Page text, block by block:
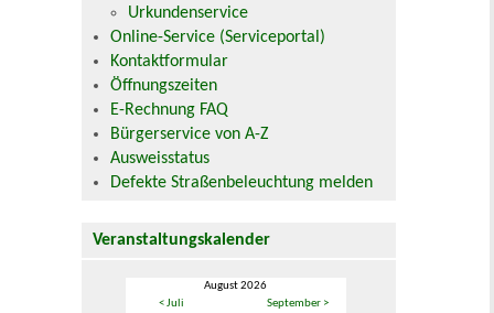
Urkundenservice
Online-Service (Serviceportal)
Kontaktformular
Öffnungszeiten
E-Rechnung FAQ
Bürgerservice von A-Z
Ausweisstatus
Defekte Straßenbeleuchtung melden
Veranstaltungskalender
August 2026
< Juli
September >